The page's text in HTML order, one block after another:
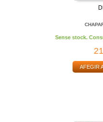
Sense stock.
AFEGIR